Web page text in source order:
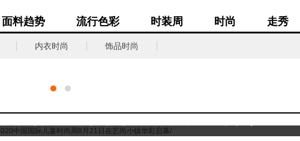
面料趋势 流行色彩 时装周 时尚 走秀
内衣时尚 饰品时尚
国际儿童时尚周8月21日在艺尚小镇